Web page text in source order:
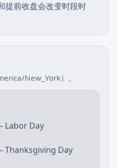
提前收盘会改变时段时
New_York）。
Labor Day
Thanksgiving Day